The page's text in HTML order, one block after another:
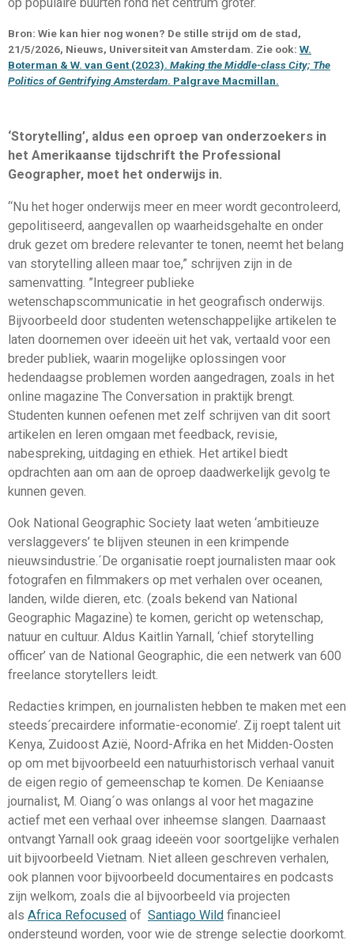
Bron: Wie kan hier nog wonen? De stille strijd om de stad,
21/5/2026, Nieuws, Universiteit van Amsterdam. Zie ook: W.
Boterman & W. van Gent (2023). Making the Middle-class City; The
Politics of Gentrifying Amsterdam. Palgrave Macmillan.
‘Storytelling’, aldus een oproep van onderzoekers in
het Amerikaanse tijdschrift the Professional
Geographer, moet het onderwijs in.
“Nu het hoger onderwijs meer en meer wordt gecontroleerd,
gepolitiseerd, aangevallen op waarheidsgehalte en onder
druk gezet om bredere relevanter te tonen, neemt het belang
van storytelling alleen maar toe,” schrijven zijn in de
samenvatting. ”Integreer publieke
wetenschapscommunicatie in het geografisch onderwijs.
Bijvoorbeeld door studenten wetenschappelijke artikelen te
laten doornemen over ideeën uit het vak, vertaald voor een
breder publiek, waarin mogelijke oplossingen voor
hedendaagse problemen worden aangedragen, zoals in het
online magazine The Conversation in praktijk brengt.
Studenten kunnen oefenen met zelf schrijven van dit soort
artikelen en leren omgaan met feedback, revisie,
nabespreking, uitdaging en ethiek. Het artikel biedt
opdrachten aan om aan de oproep daadwerkelijk gevolg te
kunnen geven.
Ook National Geographic Society laat weten ‘ambitieuze
verslaggevers’ te blijven steunen in een krimpende
nieuwsindustrie.´De organisatie roept journalisten maar ook
fotografen en filmmakers op met verhalen over oceanen,
landen, wilde dieren, etc. (zoals bekend van National
Geographic Magazine) te komen, gericht op wetenschap,
natuur en cultuur. Aldus Kaitlin Yarnall, ‘chief storytelling
officer’ van de National Geographic, die een netwerk van 600
freelance storytellers leidt.
Redacties krimpen, en journalisten hebben te maken met een
steeds´precairdere informatie-economie’. Zij roept talent uit
Kenya, Zuidoost Azië, Noord-Afrika en het Midden-Oosten
op om met bijvoorbeeld een natuurhistorisch verhaal vanuit
de eigen regio of gemeenschap te komen. De Keniaanse
journalist, M. Oiang´o was onlangs al voor het magazine
actief met een verhaal over inheemse slangen. Daarnaast
ontvangt Yarnall ook graag ideeën voor soortgelijke verhalen
uit bijvoorbeeld Vietnam. Niet alleen geschreven verhalen,
ook plannen voor bijvoorbeeld documentaires en podcasts
zijn welkom, zoals die al bijvoorbeeld via projecten
als Africa Refocused of Santiago Wild financieel
ondersteund worden, voor wie de strenge selectie doorkomt.